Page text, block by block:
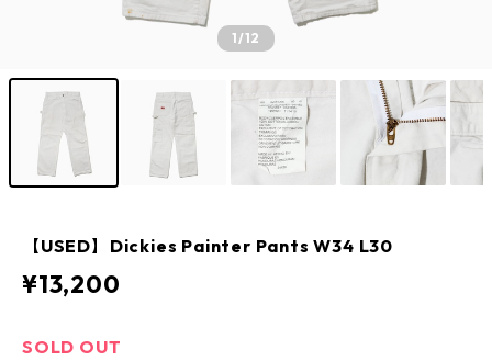
1/12
【USED】Dickies Painter Pants W34 L30
¥13,200
SOLD OUT